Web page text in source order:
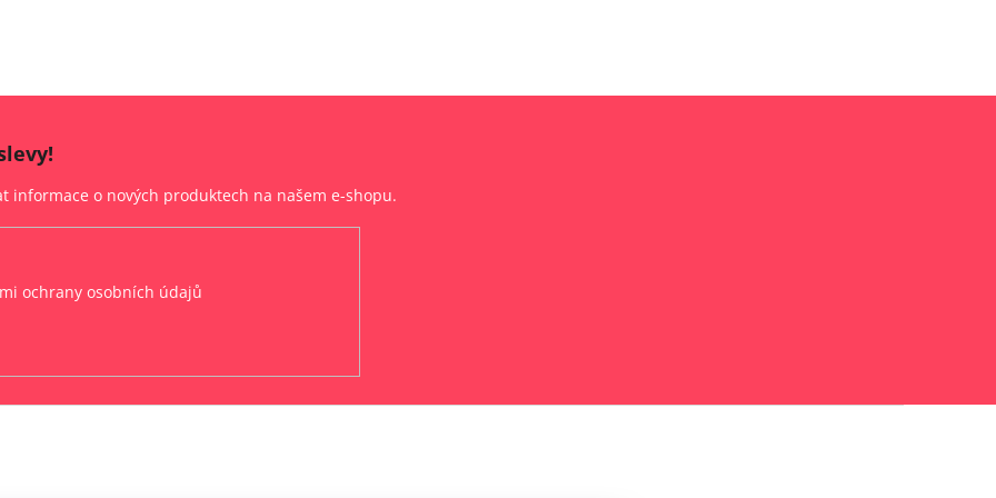
informace o nových produktech na našem e-shopu.
ochrany osobních údajů